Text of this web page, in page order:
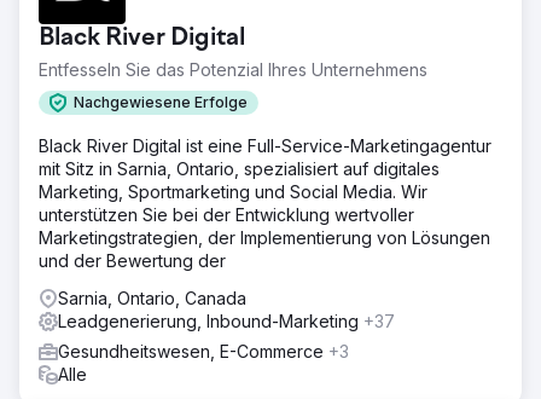
Black River Digital
Entfesseln Sie das Potenzial Ihres Unternehmens
Nachgewiesene Erfolge
Black River Digital ist eine Full-Service-Marketingagentur
mit Sitz in Sarnia, Ontario, spezialisiert auf digitales
Marketing, Sportmarketing und Social Media. Wir
unterstützen Sie bei der Entwicklung wertvoller
Marketingstrategien, der Implementierung von Lösungen
und der Bewertung der
Sarnia, Ontario, Canada
Leadgenerierung, Inbound-Marketing +37
Gesundheitswesen, E-Commerce +3
Alle